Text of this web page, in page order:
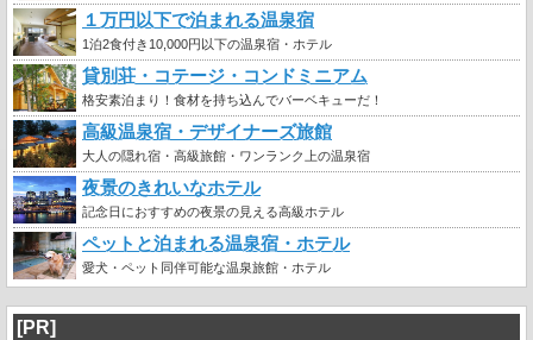
１万円以下で泊まれる温泉宿
1泊2食付き10,000円以下の温泉宿・ホテル
貸別荘・コテージ・コンドミニアム
格安素泊まり！食材を持ち込んでバーベキューだ！
高級温泉宿・デザイナーズ旅館
大人の隠れ宿・高級旅館・ワンランク上の温泉宿
夜景のきれいなホテル
記念日におすすめの夜景の見える高級ホテル
ペットと泊まれる温泉宿・ホテル
愛犬・ペット同伴可能な温泉旅館・ホテル
[PR]